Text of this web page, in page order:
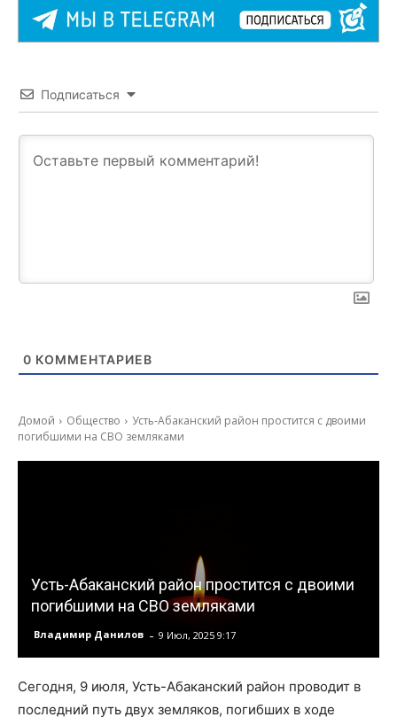
Подписаться
0 КОММЕНТАРИЕВ